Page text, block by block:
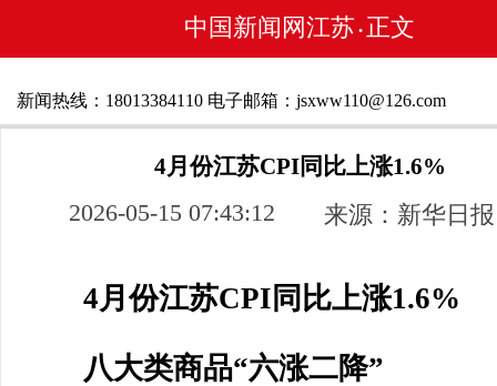
中国新闻网江苏 • 正文
新闻热线：18013384110 电子邮箱：jsxww110@126.com
4月份江苏CPI同比上涨1.6%
2026-05-15 07:43:12 来源：新华日报
4月份江苏CPI同比上涨1.6%
八大类商品“六涨二降”